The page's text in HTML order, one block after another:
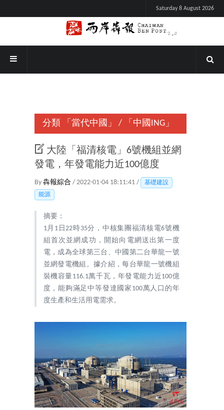
Saturday 8 August 2026
分類 「當代中國」 / 「中國ING」
大陸「福清核電」6號機組並網
發電，年發電能力近100億度
By 犇報綜合 / 2022-01-04 18:11:41 /
基礎建設
能源
摘要：
1月1日22時35分，中核集團福清核電6號機
組首次並網成功，開始向電網送出第一度
電，成為全球第三台、中國第二台華龍一號
並網發電機組。據介紹，每台華龍一號機組
裝機容量116.1萬千瓦，年發電能力近100億
度，能夠滿足中等發達國家100萬人口的年
度生產和生活用電需求。